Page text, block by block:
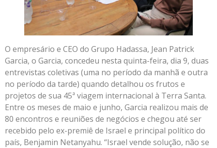
O empresário e CEO do Grupo Hadassa, Jean Patrick
Garcia, o Garcia, concedeu nesta quinta-feira, dia 9, duas
entrevistas coletivas (uma no período da manhã e outra
no período da tarde) quando detalhou os frutos e
projetos de sua 45ª viagem internacional à Terra Santa.
Entre os meses de maio e junho, Garcia realizou mais de
80 encontros e reuniões de negócios e chegou até ser
recebido pelo ex-premiê de Israel e principal político do
país, Benjamin Netanyahu. “Israel vende solução, não se